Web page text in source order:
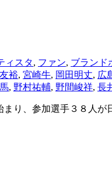
ィスタ, ファン, ブランド
裕, 宮崎牛, 岡田明丈, 広
, 野村祐輔, 野間峻祥, 長
り、参加選手３８人